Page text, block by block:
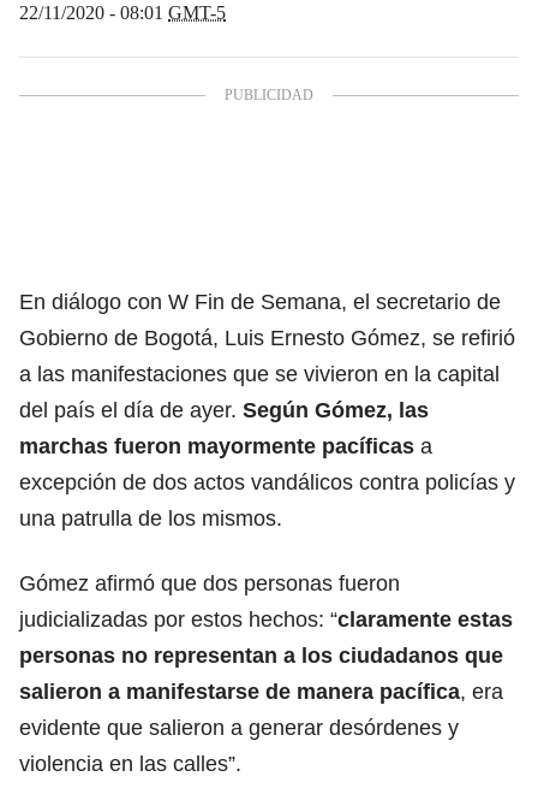
22/11/2020 - 08:01 GMT-5
En diálogo con W Fin de Semana, el secretario de
Gobierno de Bogotá, Luis Ernesto Gómez, se refirió
a las manifestaciones que se vivieron en la capital
del país el día de ayer. Según Gómez, las
marchas fueron mayormente pacíficas a
excepción de dos actos vandálicos contra policías y
una patrulla de los mismos.
Gómez afirmó que dos personas fueron
judicializadas por estos hechos: “claramente estas
personas no representan a los ciudadanos que
salieron a manifestarse de manera pacífica, era
evidente que salieron a generar desórdenes y
violencia en las calles”.